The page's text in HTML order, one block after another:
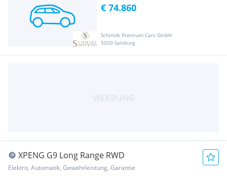
Schmidt Premium Cars GmbH
5020 Salzburg
€ 74.860
XPENG G9 Long Range RWD
Elektro, Automatik, Gewährleistung, Garantie